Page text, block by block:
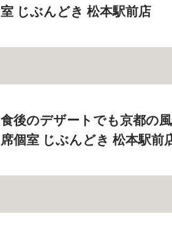
室 じぶんどき 松本駅前店
食後のデザートでも京都の
席個室 じぶんどき 松本駅前